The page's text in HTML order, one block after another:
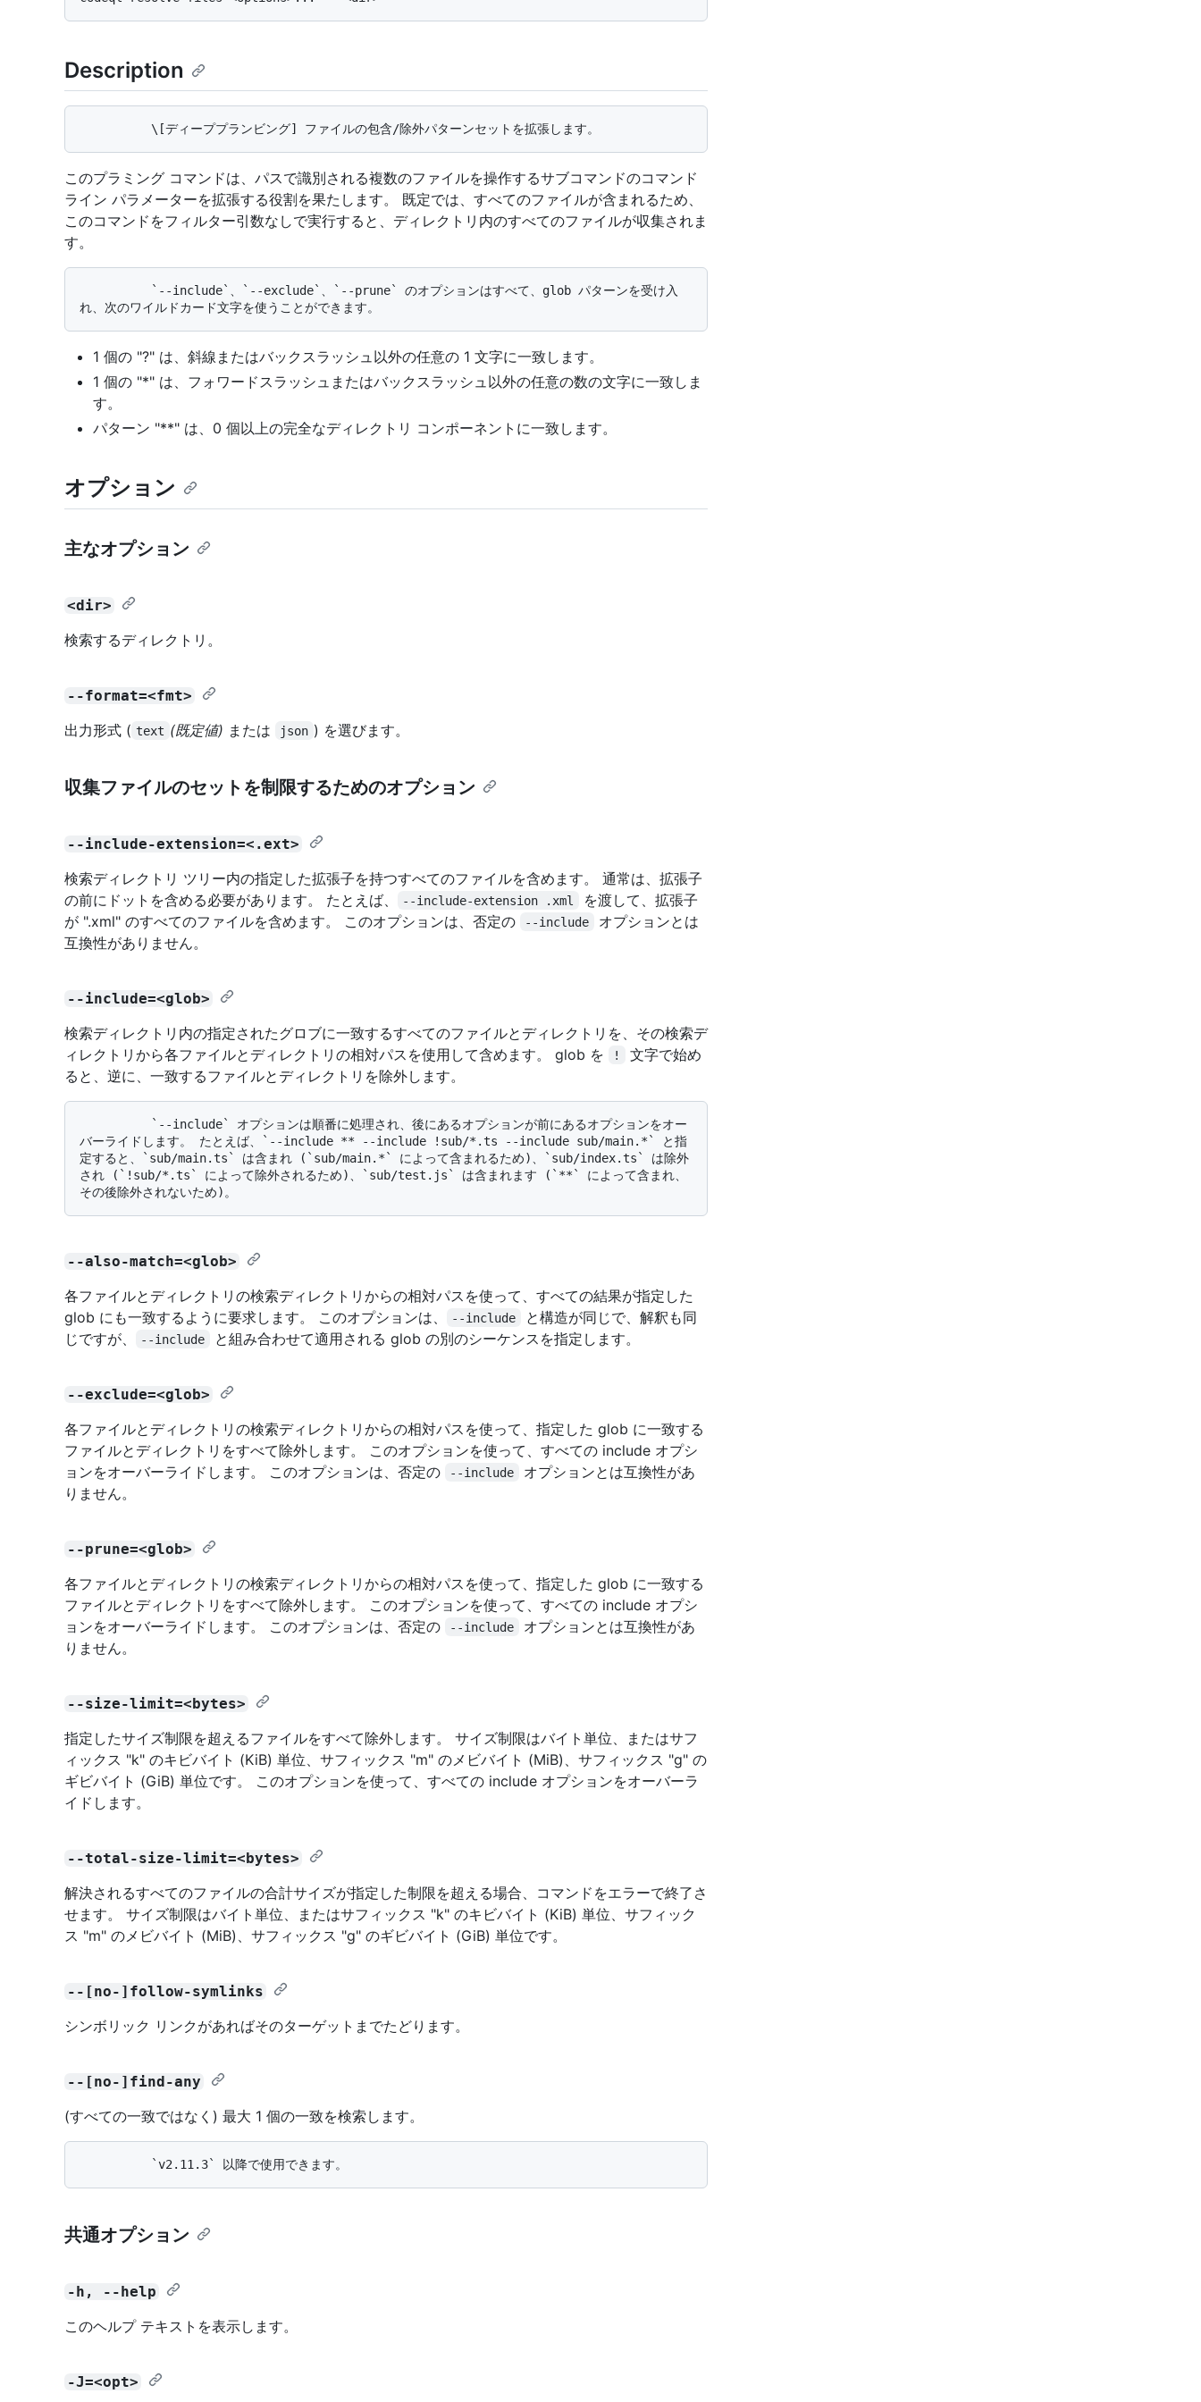
Description
このプラミング コマンドは、パスで識別される複数のファイルを操作するサブコマンドのコマンド
ライン パラメーターを拡張する役割を果たします。 既定では、すべてのファイルが含まれるため、
このコマンドをフィルター引数なしで実行すると、ディレクトリ内のすべてのファイルが収集されま
す。
1 個の "?" は、斜線またはバックスラッシュ以外の任意の 1 文字に一致します。
1 個の "*" は、フォワードスラッシュまたはバックスラッシュ以外の任意の数の文字に一致しま
す。
パターン "**" は、0 個以上の完全なディレクトリ コンポーネントに一致します。
オプション
主なオプション
<dir>
検索するディレクトリ。
--format=<fmt>
出力形式 ( text (既定値) または json ) を選びます。
収集ファイルのセットを制限するためのオプション
--include-extension=<.ext>
検索ディレクトリ ツリー内の指定した拡張子を持つすべてのファイルを含めます。 通常は、拡張子
の前にドットを含める必要があります。 たとえば、
--include-extension .xml
を渡して、拡張子
が ".xml" のすべてのファイルを含めます。 このオプションは、否定の
--include
オプションとは
互換性がありません。
--include=<glob>
検索ディレクトリ内の指定されたグロブに一致するすべてのファイルとディレクトリを、その検索デ
ィレクトリから各ファイルとディレクトリの相対パスを使用して含めます。 glob を
!
文字で始め
ると、逆に、一致するファイルとディレクトリを除外します。
バーライドします。 たとえば、`--include ** --include !sub/*.ts --include sub/main.*` と指
定すると、`sub/main.ts` は含まれ (`sub/main.*` によって含まれるため)、`sub/index.ts` は除外
され (`!sub/*.ts` によって除外されるため)、`sub/test.js` は含まれます (`**` によって含まれ、
--also-match=<glob>
各ファイルとディレクトリの検索ディレクトリからの相対パスを使って、すべての結果が指定した
glob にも一致するように要求します。 このオプションは、
--include
と構造が同じで、解釈も同
じですが、
--include と組み合わせて適用される glob の別のシーケンスを指定します。
--exclude=<glob>
各ファイルとディレクトリの検索ディレクトリからの相対パスを使って、指定した glob に一致する
ファイルとディレクトリをすべて除外します。 このオプションを使って、すべての include オプシ
ョンをオーバーライドします。 このオプションは、否定の
--include
オプションとは互換性があ
りません。
--prune=<glob>
各ファイルとディレクトリの検索ディレクトリからの相対パスを使って、指定した glob に一致する
ファイルとディレクトリをすべて除外します。 このオプションを使って、すべての include オプシ
ョンをオーバーライドします。 このオプションは、否定の
--include
オプションとは互換性があ
りません。
--size-limit=<bytes>
指定したサイズ制限を超えるファイルをすべて除外します。 サイズ制限はバイト単位、またはサフ
ィックス "k" のキビバイト (KiB) 単位、サフィックス "m" のメビバイト (MiB)、サフィックス "g" の
ギビバイト (GiB) 単位です。 このオプションを使って、すべての include オプションをオーバーラ
イドします。
--total-size-limit=<bytes>
解決されるすべてのファイルの合計サイズが指定した制限を超える場合、コマンドをエラーで終了さ
せます。 サイズ制限はバイト単位、またはサフィックス "k" のキビバイト (KiB) 単位、サフィック
ス "m" のメビバイト (MiB)、サフィックス "g" のギビバイト (GiB) 単位です。
--[no-]follow-symlinks
シンボリック リンクがあればそのターゲットまでたどります。
--[no-]find-any
(すべての一致ではなく) 最大 1 個の一致を検索します。
共通オプション
-h, --help
このヘルプ テキストを表示します。
-J=<opt>